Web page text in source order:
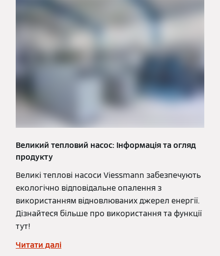
Великий тепловий насос: Інформація та огляд
продукту
Великі теплові насоси Viessmann забезпечують
екологічно відповідальне опалення з
використанням відновлюваних джерел енергії.
Дізнайтеся більше про використання та функції
тут!
Читати далі